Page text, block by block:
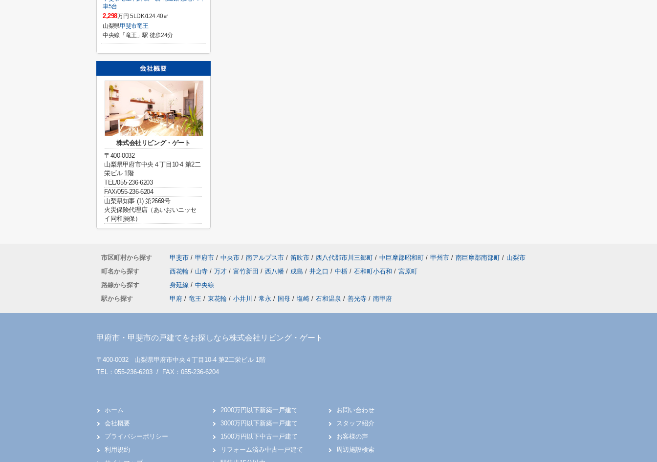
車5台
2,298万円 5LDK/124.40㎡
山梨県甲斐市竜王
中央線「竜王」駅 徒歩24分
株式会社リビング・ゲート
〒400-0032
山梨県甲府市中央４丁目10-4 第2二
栄ビル 1階
TEL/055-236-6203
FAX/055-236-6204
山梨県知事 (1) 第2669号
火災保険代理店（あいおいニッセ
イ同和損保）
市区町村から探す 甲斐市 / 甲府市 / 中央市 / 南アルプス市 / 笛吹市 / 西八代郡市川三郷町 / 中巨摩郡昭和町 / 甲州市 / 南巨摩郡南部町 / 山梨市
町名から探す
西花輪 / 山寺 / 万才 / 富竹新田 / 西八幡 / 成島 / 井之口 / 中楯 / 石和町小石和 / 宮原町
路線から探す
身延線 / 中央線
駅から探す
甲府 / 竜王 / 東花輪 / 小井川 / 常永 / 国母 / 塩崎 / 石和温泉 / 善光寺 / 南甲府
甲府市・甲斐市の戸建てをお探しなら株式会社リビング・ゲート
〒400-0032 山梨県甲府市中央４丁目10-4 第2二栄ビル 1階
TEL：055-236-6203 / FAX：055-236-6204
ホーム
会社概要
プライバシーポリシー
利用規約
2000万円以下新築一戸建て
3000万円以下新築一戸建て
1500万円以下中古一戸建て
リフォーム済み中古一戸建て
お問い合わせ
スタッフ紹介
お客様の声
周辺施設検索